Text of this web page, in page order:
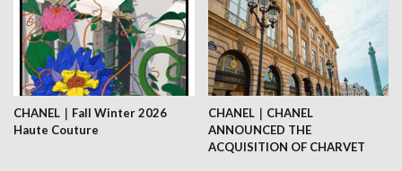
CHANEL｜Fall Winter 2026
Haute Couture
CHANEL｜CHANEL
ANNOUNCED THE
ACQUISITION OF CHARVET